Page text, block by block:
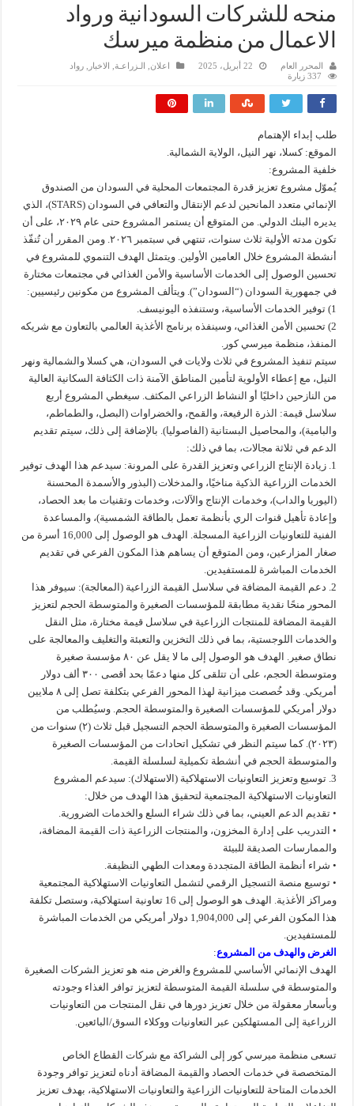
منحه للشركات السودانية ورواد
الاعمال من منظمة ميرسك
المحرر العام 22 أبريل، 2025 اعلان الـزراعـة الاخبار ,رواد
337 زيارة
طلب إبداء الإهتمام
الموقع: كسلا، نهر النيل، الولاية الشمالية.
خلفية المشروع:
يُموّل مشروع تعزيز قدرة المجتمعات المحلية في السودان من الصندوق
الإنمائي متعدد المانحين لدعم الإنتقال والتعافي في السودان (STARS)، الذي
يديره البنك الدولي. من المتوقع أن يستمر المشروع حتى عام ٢٠٢٩، على أن
تكون مدته الأولية ثلاث سنوات، تنتهي في سبتمبر ٢٠٢٦. ومن المقرر أن تُنفّذ
أنشطة المشروع خلال العامين الأولين. ويتمثل الهدف التنموي للمشروع في
تحسين الوصول إلى الخدمات الأساسية والأمن الغذائي في مجتمعات مختارة
في جمهورية السودان (“السودان”). ويتألف المشروع من مكونين رئيسيين:
1) توفير الخدمات الأساسية، وستنفذه اليونيسف.
2) تحسين الأمن الغذائي، وسينفذه برنامج الأغذية العالمي بالتعاون مع شريكه
المنفذ، منظمة ميرسي كور.
سيتم تنفيذ المشروع في ثلاث ولايات في السودان، هي كسلا والشمالية ونهر
النيل، مع إعطاء الأولوية لتأمين المناطق الآمنة ذات الكثافة السكانية العالية
من النازحين داخليًا أو النشاط الزراعي المكثف. سيغطي المشروع أربع
سلاسل قيمة: الذرة الرفيعة، والقمح، والخضراوات (البصل، والطماطم،
والبامية)، والمحاصيل البستانية (الفاصوليا). بالإضافة إلى ذلك، سيتم تقديم
الدعم في ثلاثة مجالات، بما في ذلك:
1. زيادة الإنتاج الزراعي وتعزيز القدرة على المرونة: سيدعم هذا الهدف توفير
الخدمات الزراعية الذكية مناخيًا، والمدخلات (البذور والأسمدة المحسنة
(اليوريا والداب)، وخدمات الإنتاج والآلات، وخدمات وتقنيات ما بعد الحصاد،
وإعادة تأهيل قنوات الري بأنظمة تعمل بالطاقة الشمسية)، والمساعدة
الفنية للتعاونيات الزراعية المسجلة. الهدف هو الوصول إلى 16,000 أسرة من
صغار المزارعين، ومن المتوقع أن يساهم هذا المكون الفرعي في تقديم
الخدمات المباشرة للمستفيدين.
2. دعم القيمة المضافة في سلاسل القيمة الزراعية (المعالجة): سيوفر هذا
المحور منحًا نقدية مطابقة للمؤسسات الصغيرة والمتوسطة الحجم لتعزيز
القيمة المضافة للمنتجات الزراعية في سلاسل قيمة مختارة، مثل النقل
والخدمات اللوجستية، بما في ذلك التخزين والتعبئة والتغليف والمعالجة على
نطاق صغير. الهدف هو الوصول إلى ما لا يقل عن ٨٠ مؤسسة صغيرة
ومتوسطة الحجم، على أن تتلقى كل منها دعمًا بحد أقصى ٣٠٠ ألف دولار
أمريكي. وقد خُصصت ميزانية لهذا المحور الفرعي بتكلفة تصل إلى ٨ ملايين
دولار أمريكي للمؤسسات الصغيرة والمتوسطة الحجم. وسيُطلب من
المؤسسات الصغيرة والمتوسطة الحجم التسجيل قبل ثلاث (٢) سنوات من
(٢٠٢٣). كما سيتم النظر في تشكيل اتحادات من المؤسسات الصغيرة
والمتوسطة الحجم في أنشطة تكميلية لسلسلة القيمة.
3. توسيع وتعزيز التعاونيات الاستهلاكية (الاستهلاك): سيدعم المشروع
التعاونيات الاستهلاكية المجتمعية لتحقيق هذا الهدف من خلال:
• تقديم الدعم العيني، بما في ذلك شراء السلع والخدمات الضرورية.
• التدريب على إدارة المخزون، والمنتجات الزراعية ذات القيمة المضافة،
والممارسات الصديقة للبيئة
• شراء أنظمة الطاقة المتجددة ومعدات الطهي النظيفة.
• توسيع منصة التسجيل الرقمي لتشمل التعاونيات الاستهلاكية المجتمعية
ومراكز الأغذية. الهدف هو الوصول إلى 16 تعاونية استهلاكية، وستصل تكلفة
هذا المكون الفرعي إلى 1,904,000 دولار أمريكي من الخدمات المباشرة
للمستفيدين.
الغرض والهدف من المشروع:
الهدف الإنمائي الأساسي للمشروع والغرض منه هو تعزيز الشركات الصغيرة
والمتوسطة في سلسلة القيمة المتوسطة لتعزيز توافر الغذاء وجودته
وبأسعار معقولة من خلال تعزيز دورها في نقل المنتجات من التعاونيات
الزراعية إلى المستهلكين عبر التعاونيات ووكلاء السوق/البائعين.
تسعى منظمة ميرسي كور إلى الشراكة مع شركات القطاع الخاص
المتخصصة في خدمات الحصاد والقيمة المضافة أدناه لتعزيز توافر وجودة
الخدمات المتاحة للتعاونيات الزراعية والتعاونيات الاستهلاكية، بهدف تعزيز